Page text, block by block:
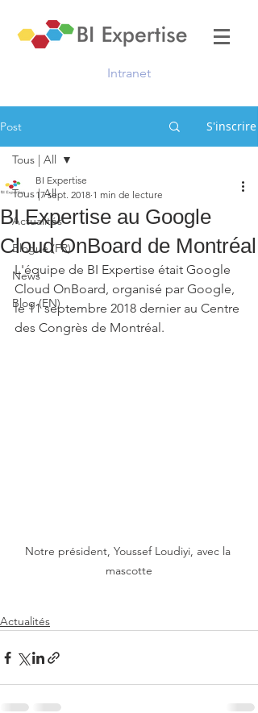
Intranet
Post S'inscrire
Tous | All
Actualités
Blogue (FR)
News
Blog (EN)
Tous | All
BI Expertise au Google
Cloud OnBoard de Montréal
BI Expertise
17 sept. 2018 1 min de lecture
L'équipe de BI Expertise était Google
Cloud OnBoard, organisé par Google,
le 11 septembre 2018 dernier au Centre
des Congrès de Montréal.
Notre président, Youssef Loudiyi, avec la
mascotte
Actualités